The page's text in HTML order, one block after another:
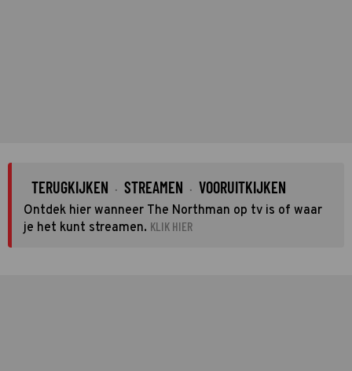
TERUGKIJKEN · STREAMEN · VOORUITKIJKEN
Ontdek hier wanneer The Northman op tv is of waar
je het kunt streamen. KLIK HIER